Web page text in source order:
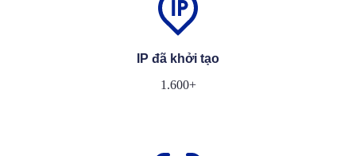
IP đã khởi tạo
1.600+